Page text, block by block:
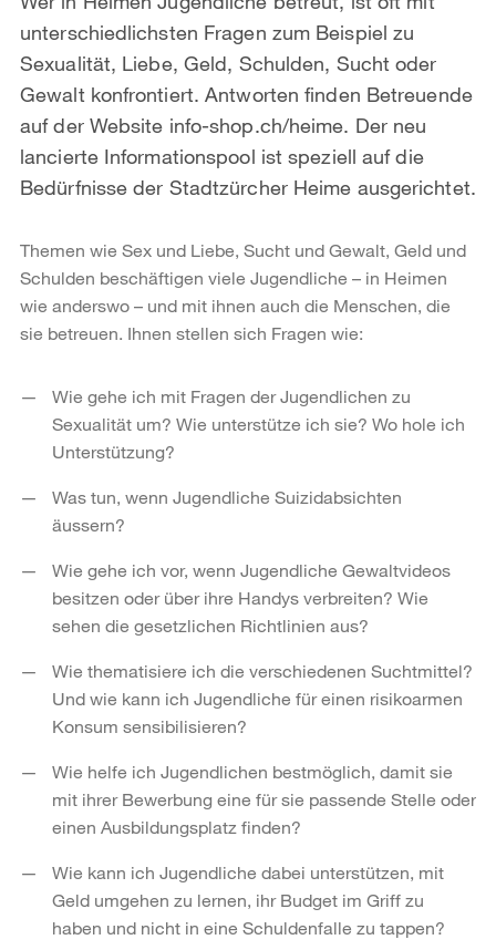
unterschiedlichsten Fragen zum Beispiel zu
Sexualität, Liebe, Geld, Schulden, Sucht oder
Gewalt konfrontiert. Antworten finden Betreuende
auf der Website info-shop.ch/heime. Der neu
lancierte Informationspool ist speziell auf die
Bedürfnisse der Stadtzürcher Heime ausgerichtet.
Themen wie Sex und Liebe, Sucht und Gewalt, Geld und
Schulden beschäftigen viele Jugendliche – in Heimen
wie anderswo – und mit ihnen auch die Menschen, die
sie betreuen. Ihnen stellen sich Fragen wie:
Wie gehe ich mit Fragen der Jugendlichen zu
Sexualität um? Wie unterstütze ich sie? Wo hole ich
Unterstützung?
Was tun, wenn Jugendliche Suizidabsichten
äussern?
Wie gehe ich vor, wenn Jugendliche Gewaltvideos
besitzen oder über ihre Handys verbreiten? Wie
sehen die gesetzlichen Richtlinien aus?
Wie thematisiere ich die verschiedenen Suchtmittel?
Und wie kann ich Jugendliche für einen risikoarmen
Konsum sensibilisieren?
Wie helfe ich Jugendlichen bestmöglich, damit sie
mit ihrer Bewerbung eine für sie passende Stelle oder
einen Ausbildungsplatz finden?
Wie kann ich Jugendliche dabei unterstützen, mit
Geld umgehen zu lernen, ihr Budget im Griff zu
haben und nicht in eine Schuldenfalle zu tappen?